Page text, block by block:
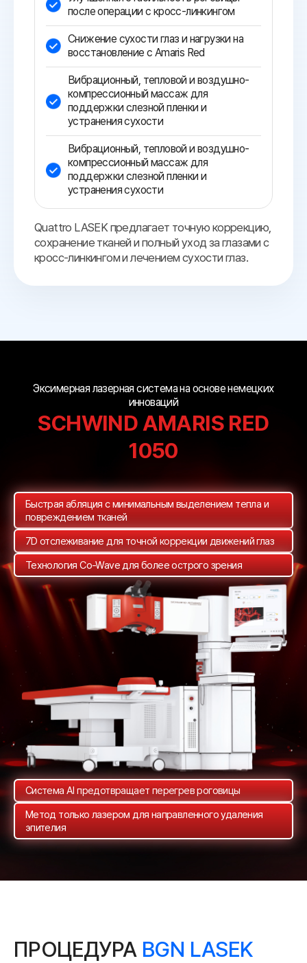
после операции с кросс-линкингом
Снижение сухости глаз и нагрузки на
восстановление с Amaris Red
Вибрационный, тепловой и воздушно-
компрессионный массаж для
поддержки слезной пленки и
устранения сухости
Вибрационный, тепловой и воздушно-
компрессионный массаж для
поддержки слезной пленки и
устранения сухости
Quattro LASEK предлагает точную коррекцию,
сохранение тканей и полный уход за глазами с
кросс-линкингом и лечением сухости глаз.
Эксимерная лазерная система на основе немецких
инноваций
SCHWIND AMARIS RED
1050
Быстрая абляция с минимальным выделением тепла и
повреждением тканей
7D отслеживание дляточной коррекции движений глаз
Технология Co-Wave для более острого зрения
Система AI предотвращает перегрев роговицы
Метод только лазером для направленного удаления
эпителия
ПРОЦЕДУРА BGN LASEK